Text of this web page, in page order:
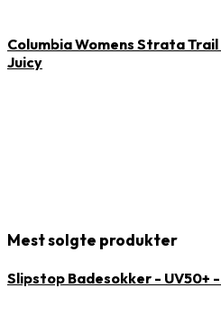
Columbia Womens Strata Trail
Juicy
Mest solgte produkter
Slipstop Badesokker - UV50+